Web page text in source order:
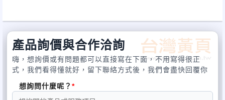
產品詢價與合作洽詢
嗨，想詢價或有問題都可以直接寫在下面，不用寫得很正
式，我們看得懂就好，留下聯絡方式後，我們會盡快回覆你
想詢問什麼呢？